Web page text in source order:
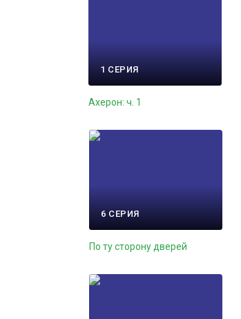
1 СЕРИЯ
Ахерон: ч. 1
6 СЕРИЯ
По ту сторону дверей